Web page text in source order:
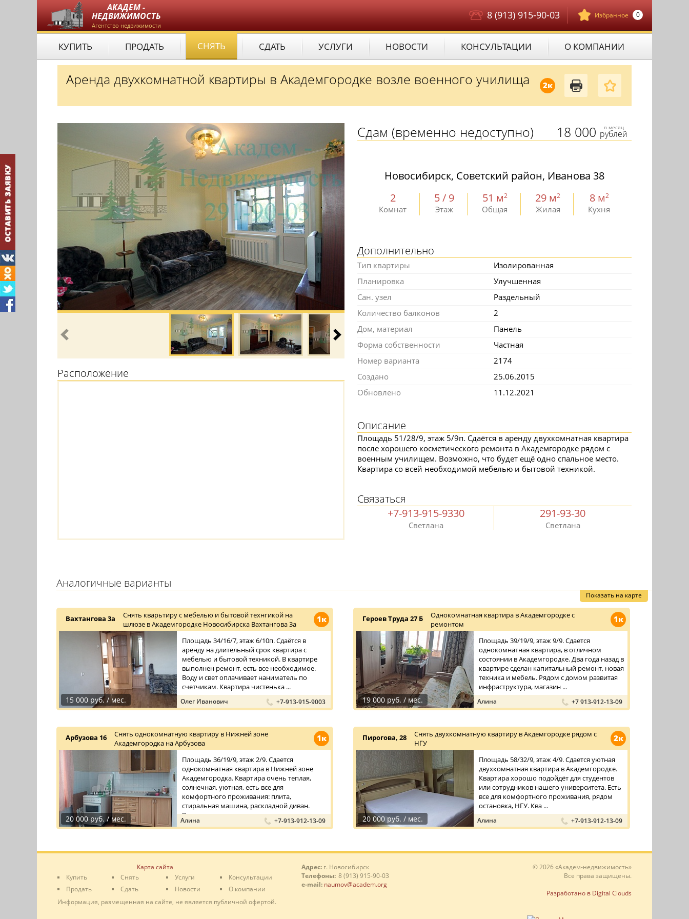
АКАДЕМ -
НЕДВИЖИМОСТЬ
Агентство недвижимости
Избранное 0
8 (913) 915-90-03
КУПИТЬ ПРОДАТЬ СНЯТЬ СДАТЬ УСЛУГИ НОВОСТИ КОНСУЛЬТАЦИИ О КОМПАНИИ
2к
Аренда двухкомнатной квартиры в Академгородке возле военного училища
Расположение
18 000 в месяц
рублей
Сдам (временно недоступно)
Новосибирск, Советский район, Иванова 38
2
Комнат
5 / 9
Этаж
51 м2
Общая
29 м2
Жилая
8 м2
Кухня
Дополнительно
Тип квартиры
Изолированная
Планировка
Улучшенная
Сан. узел
Раздельный
Количество балконов
2
Дом, материал
Панель
Форма собственности
Частная
Номер варианта
2174
Создано
25.06.2015
Обновлено
11.12.2021
Описание
Площадь 51/28/9, этаж 5/9п. Сдаётся в аренду двухкомнатная квартира
после хорошего косметического ремонта в Академгородке рядом с
военным училищем. Возможно, что будет ещё одно спальное место.
Квартира со всей необходимой мебелью и бытовой техникой.
Связаться
+7-913-915-9330
Светлана
291-93-30
Светлана
Аналогичные варианты
Показать на карте
1к
Вахтангова 3а
Снять кварьтиру с мебелью и бытовой технгикой на
шлюзе в Академгородке Новосибирска Вахтангова 3а
15 000 руб. / мес.
Площадь 34/16/7, этаж 6/10п. Сдаётся в
аренду на длительный срок квартира с
мебелью и бытовой техникой. В квартире
выполнен ремонт, есть все необходимое.
Воду и свет оплачивает наниматель по
счетчикам. Квартира чистенька ...
Олег Иванович +7-913-915-9003
1к
Героев Труда 27 Б
Однокомнатная квартира в Академгородке с
ремонтом
19 000 руб. / мес.
Площадь 39/19/9, этаж 9/9. Сдается
однокомнатная квартира, в отличном
состоянии в Академгородке. Два года назад в
квартире сделан капитальный ремонт, новая
техника и мебель. Рядом с домом развитая
инфраструктура, магазин ...
Алина +7 913-912-13-09
1к
Арбузова 16
Снять однокомнатную квартиру в Нижней зоне
Академгородка на Арбузова
20 000 руб. / мес.
Площадь 36/19/9, этаж 2/9. Сдается
однокомнатная квартира в Нижней зоне
Академгородка. Квартира очень теплая,
солнечная, уютная, есть все для
комфортного проживания: плита,
стиральная машина, раскладной диван.
Рядом с до ...
Алина +7-913-912-13-09
2к
Пирогова, 28
Снять двухкомнатную квартиру в Акдемгородке рядом с
НГУ
20 000 руб. / мес.
Площадь 58/32/9, этаж 4/9. Сдается уютная
двухкомнатная квартира в Академгородке.
Квартира хорошо подойдёт для студентов
или сотрудников нашего университета. Есть
все для комфортного проживания, рядом
остановка, НГУ. Ква ...
Алина +7-913-912-13-09
Карта сайта
Купить
Продать
Снять
Сдать
Услуги
Новости
Консультации
О компании
Информация, размещенная на сайте, не является публичной офертой.
Адрес: г. Новосибирск
Телефоны: 8 (913) 915-90-03
e-mail: naumov@academ.org
© 2026 «Академ-недвижимость»
Все права защищены.
Разработано в Digital Clouds